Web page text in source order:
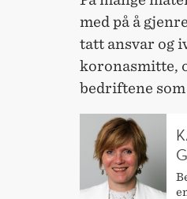
med på å
tatt ansvar og
koronasmitte,
bedriftene